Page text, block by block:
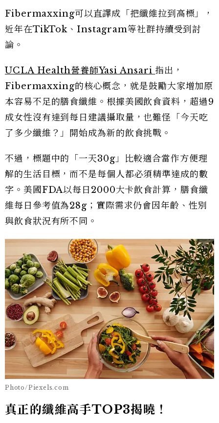
Fibermaxxing可以直譯成「把纖維拉到高標」，
近年在TikTok、Instagram等社群持續受到討
論。
UCLA Health營養師Yasi Ansari 指出，
Fibermaxxing的核心概念，就是鼓勵大家增加原
本容易不足的膳食纖維。根據美國飲食資料，超過9
成女性沒有達到每日建議攝取量，也難怪「今天吃
了多少纖維？」開始成為新的飲食挑戰。
不過，標題中的「一天30g」比較適合當作方便理
解的生活目標，而不是每個人都必須精準達成的數
字。美國FDA以每日2000大卡飲食計算，膳食纖
維每日參考值為28g；實際需求仍會因年齡、性別
與飲食狀況有所不同。
Photo/Piexels.com
真正的纖維高手TOP3揭曉！